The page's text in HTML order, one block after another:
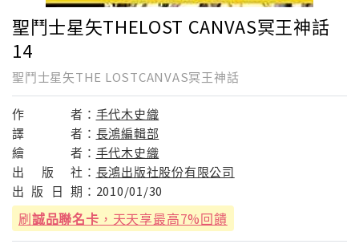
聖鬥士星矢THELOST CANVAS冥王神話
14
聖鬥士星矢THE LOSTCANVAS冥王神話
作 者： 手代木史織
譯
者： 長鴻編輯部
繪
者： 手代木史織
出
版 社： 長鴻出版社股份有限公司
出 版 日 期： 2010/01/30
刷誠品聯名卡 ，天天享最高7%回饋